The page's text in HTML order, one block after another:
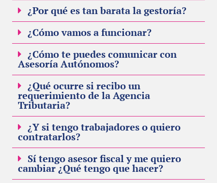
¿Por qué es tan barata la gestoría?
¿Cómo vamos a funcionar?
¿Cómo te puedes comunicar con
Asesoría Autónomos?
¿Qué ocurre si recibo un
requerimiento de la Agencia
Tributaria?
¿Y si tengo trabajadores o quiero
contratarlos?
Sí tengo asesor fiscal y me quiero
cambiar ¿Qué tengo que hacer?